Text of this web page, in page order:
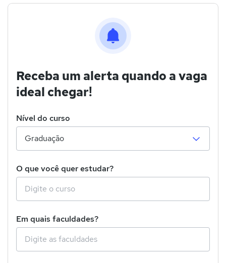
Receba um alerta quando a vaga
ideal chegar!
Nível do curso
O que você quer estudar?
Em quais faculdades?